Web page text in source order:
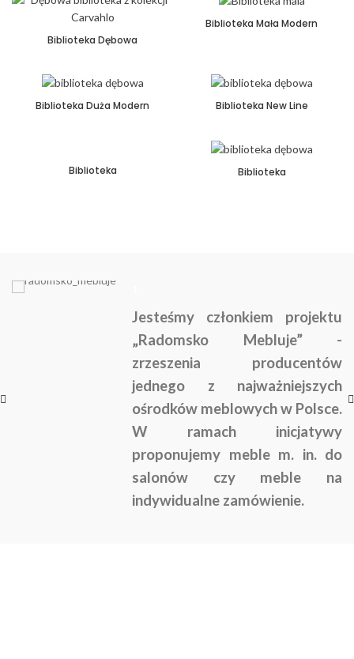
Biblioteka Dębowa
Biblioteka Mała Modern
Biblioteka Duża Modern Biblioteka New Line
Biblioteka Biblioteka
Jesteśmy członkiem projektu
„Radomsko Mebluje” -
zrzeszenia producentów
jednego z najważniejszych
ośrodków meblowych w Polsce.
W ramach inicjatywy
proponujemy meble m. in. do
salonów czy meble na
indywidualne zamówienie.